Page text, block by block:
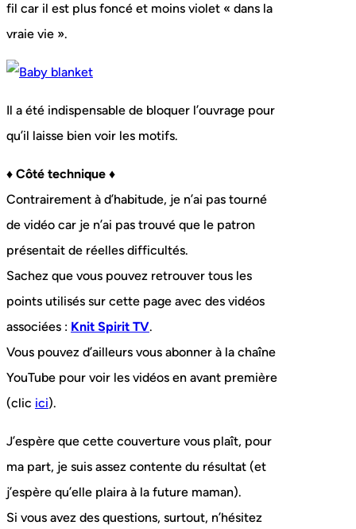
fil car il est plus foncé et moins violet « dans la
vraie vie ».
Il a été indispensable de bloquer l’ouvrage pour
qu’il laisse bien voir les motifs.
♦ Côté technique ♦
Contrairement à d’habitude, je n’ai pas tourné
de vidéo car je n’ai pas trouvé que le patron
présentait de réelles difficultés.
Sachez que vous pouvez retrouver tous les
points utilisés sur cette page avec des vidéos
associées : Knit Spirit TV.
Vous pouvez d’ailleurs vous abonner à la chaîne
YouTube pour voir les vidéos en avant première
(clic ici).
J’espère que cette couverture vous plaît, pour
ma part, je suis assez contente du résultat (et
j’espère qu’elle plaira à la future maman).
Si vous avez des questions, surtout, n’hésitez